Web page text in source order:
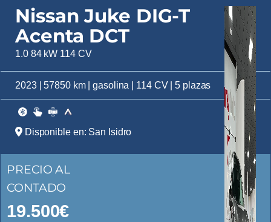
Nissan Juke DIG-T
Acenta DCT
1.0 84 kW 114 CV
2023 | 57850 km | gasolina | 114 CV | 5 plazas
Disponible en: San Isidro
PRECIO AL
CONTADO
19.500€